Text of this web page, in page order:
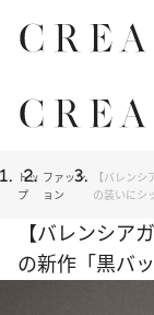
トッ
プ
ファッシ
ョン
【バレン
の装いにシ
【バレンシアガ、